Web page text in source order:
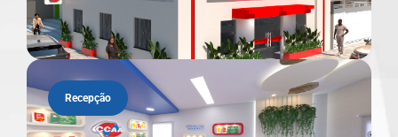
Recepção